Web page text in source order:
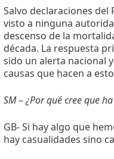
Salvo declaraciones del
visto a ninguna
descenso de la
década. La respuesta
sido un alerta nacional
causas que hacen a
SM – ¿Por qué cree que
GB- Si hay algo que
hay casualidades sino